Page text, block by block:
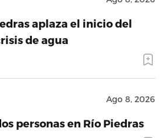
aplaza el inicio del
de agua
Ago 8, 2026
personas en Río Piedras